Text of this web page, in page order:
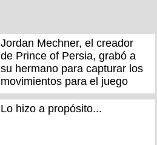
Jordan Mechner, el creador
de Prince of Persia, grabó a
su hermano para capturar los
movimientos para el juego
Lo hizo a propósito...